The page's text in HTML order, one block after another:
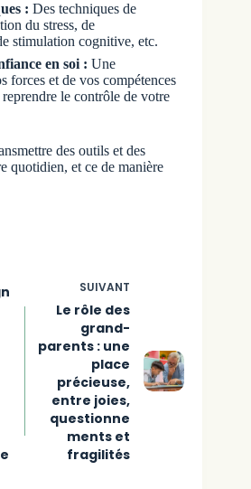
: Des techniques de
du stress, de
stimulation cognitive, etc.
en soi : Une
forces et de vos compétences
le contrôle de votre
des outils et des
quotidien, et ce de manière
SUIVANT
Le rôle des
grand-
parents : une
place
précieuse,
entre joies,
questionne
ments et
fragilités